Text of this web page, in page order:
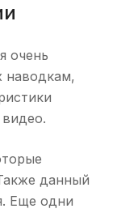
очень
наводкам,
данный
Еще одни